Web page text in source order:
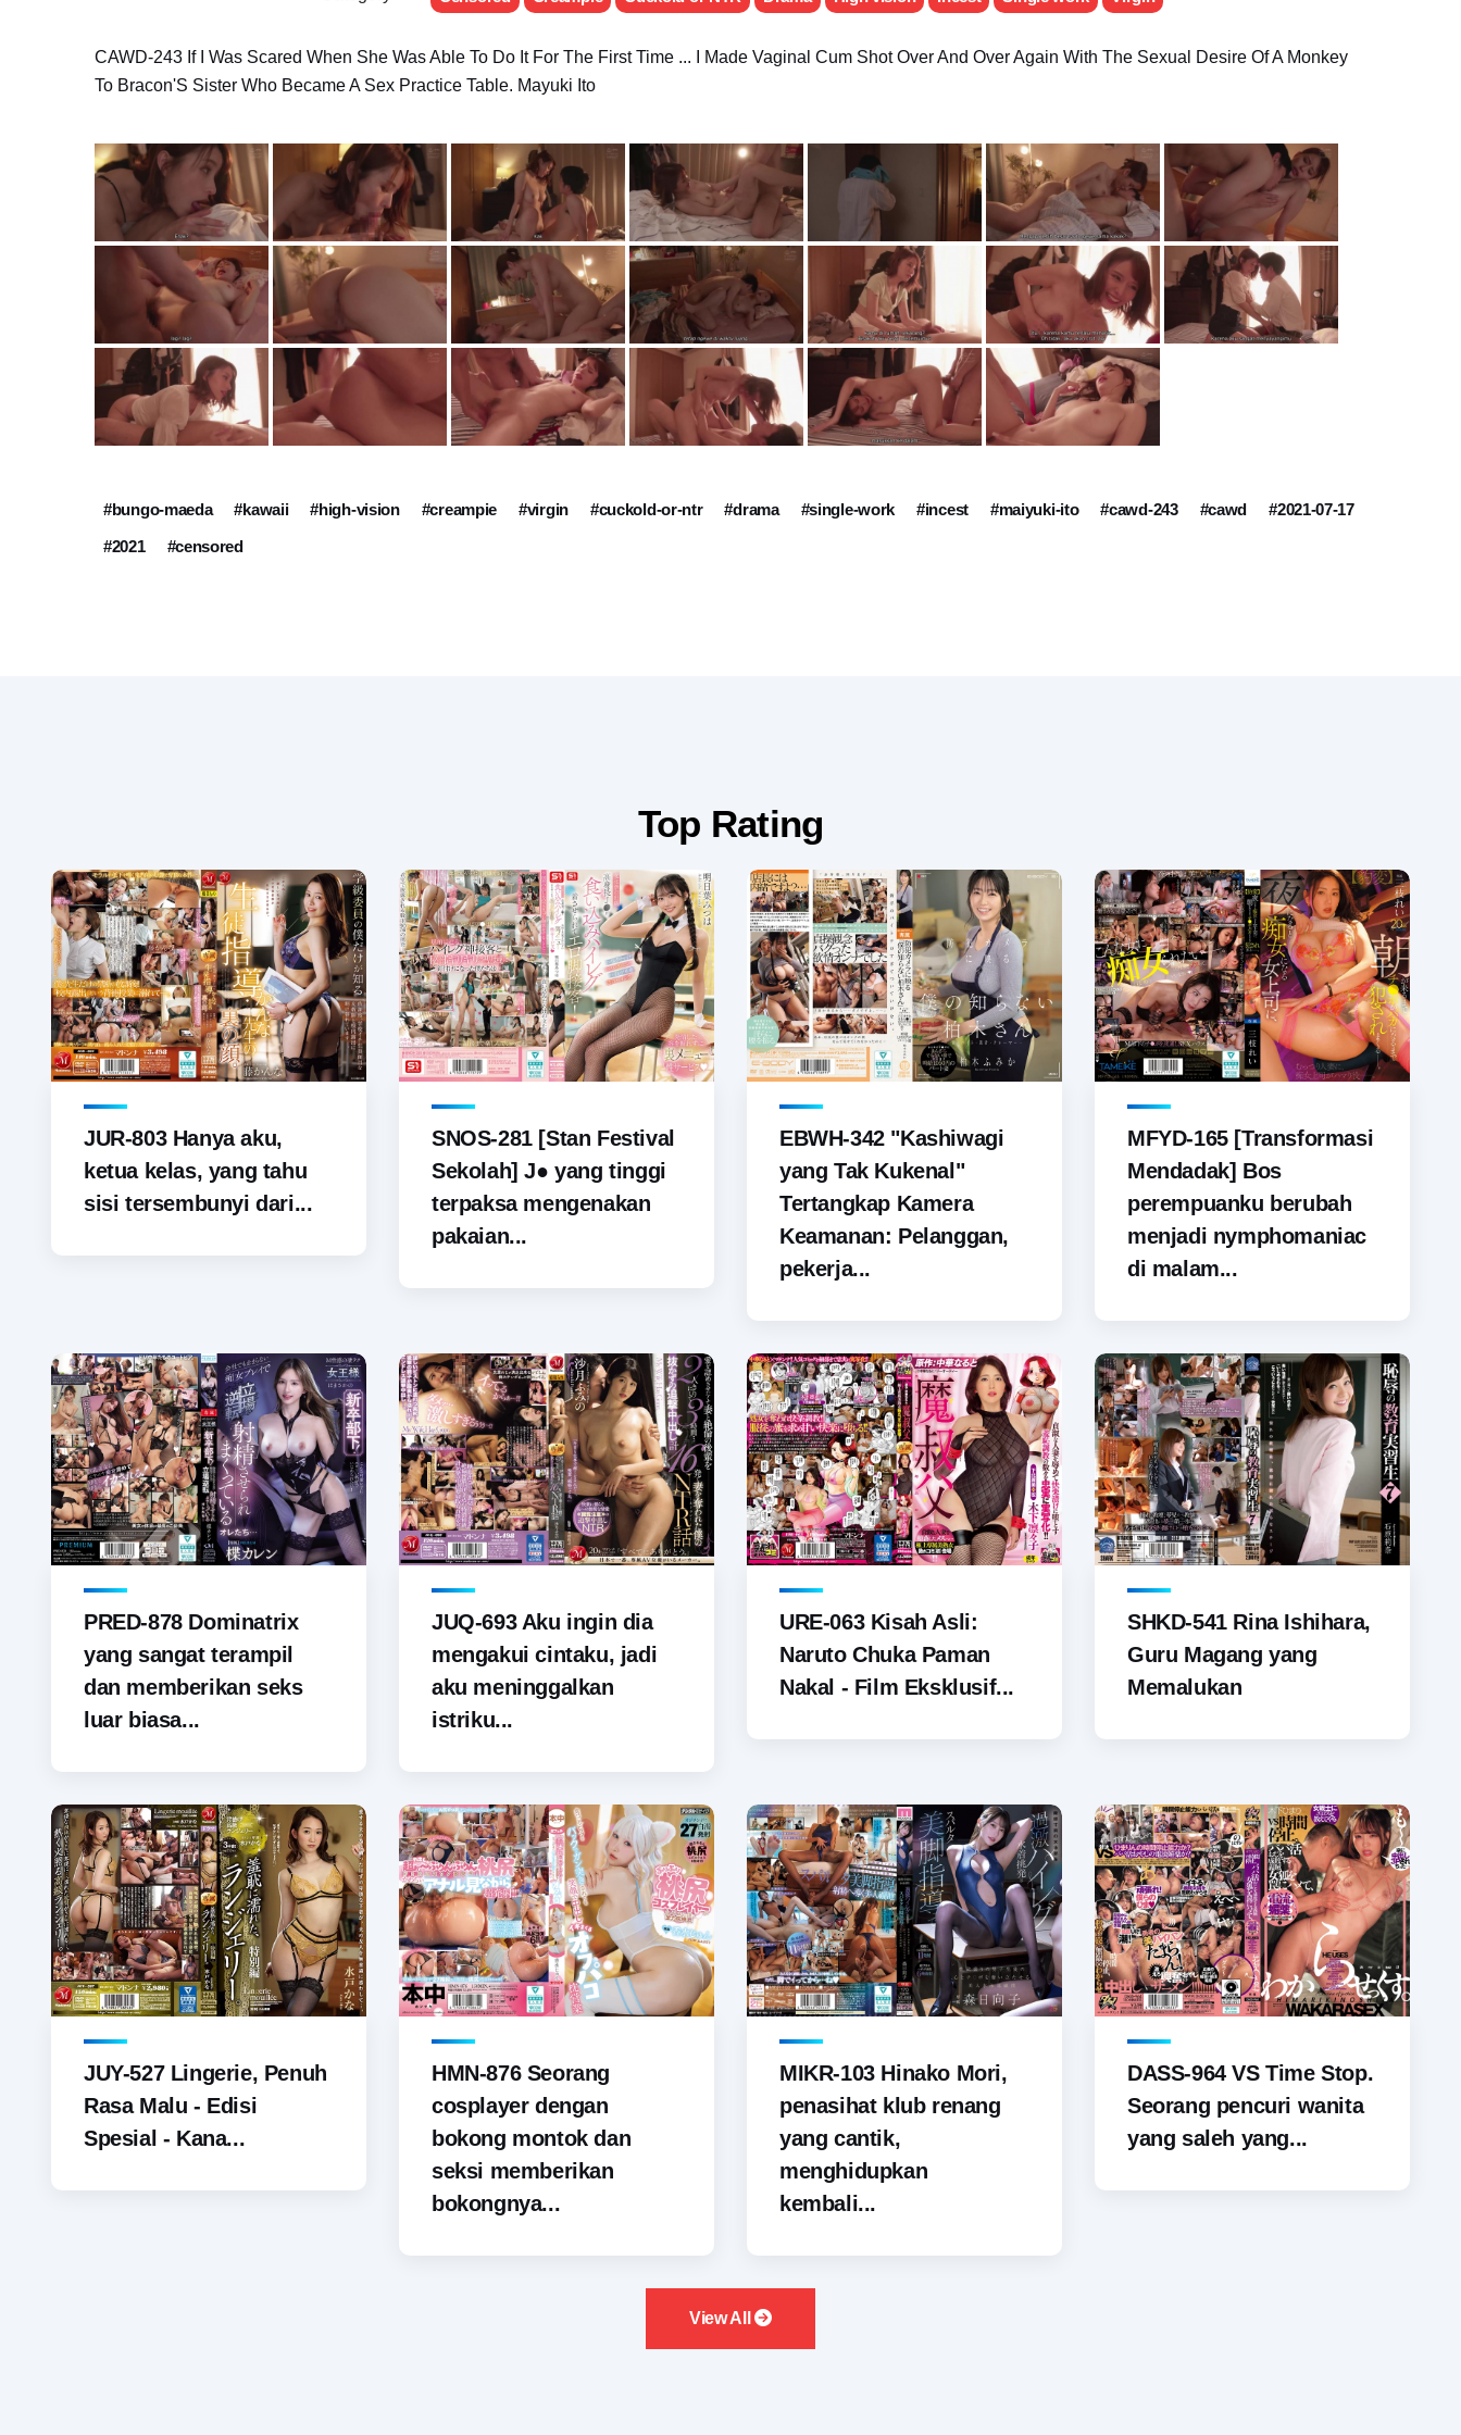
CAWD-243 If I Was Scared When She Was Able To Do It For The First Time ... I Made Vaginal Cum Shot Over And Over Again With The Sexual Desire Of A Monkey
To Bracon'S Sister Who Became A Sex Practice Table. Mayuki Ito
#bungo-maeda #kawaii #high-vision #creampie #virgin #cuckold-or-ntr #drama #single-work #incest #maiyuki-ito #cawd-243 #cawd
#2021-07-17
#2021
#censored
Top Rating
JUR-803 Hanya aku,
ketua kelas, yang tahu
sisi tersembunyi dari...
SNOS-281 [Stan Festival
Sekolah] J● yang tinggi
terpaksa mengenakan
pakaian...
EBWH-342 "Kashiwagi
yang Tak Kukenal"
Tertangkap Kamera
Keamanan: Pelanggan,
pekerja...
MFYD-165 [Transformasi
Mendadak] Bos
perempuanku berubah
menjadi nymphomaniac
di malam...
PRED-878 Dominatrix
yang sangat terampil
dan memberikan seks
luar biasa...
JUQ-693 Aku ingin dia
mengakui cintaku, jadi
aku meninggalkan
istriku...
URE-063 Kisah Asli:
Naruto Chuka Paman
Nakal - Film Eksklusif...
SHKD-541 Rina Ishihara,
Guru Magang yang
Memalukan
JUY-527 Lingerie, Penuh
Rasa Malu - Edisi
Spesial - Kana...
HMN-876 Seorang
cosplayer dengan
bokong montok dan
seksi memberikan
bokongnya...
MIKR-103 Hinako Mori,
penasihat klub renang
yang cantik,
menghidupkan
kembali...
DASS-964 VS Time Stop.
Seorang pencuri wanita
yang saleh yang...
View All